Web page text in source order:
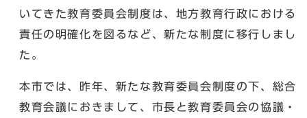
いてきた教育委員会制度は、地方教育行政における
責任の明確化を図るなど、新たな制度に移行しまし
た。
本市では、昨年、新たな教育委員会制度の下、総合
教育会議におきまして、市長と教育委員会の協議・